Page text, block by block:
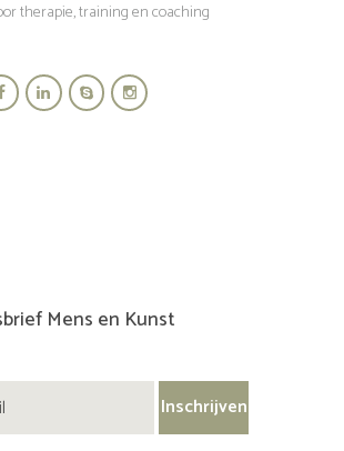
therapie, training en coaching
Mens en Kunst